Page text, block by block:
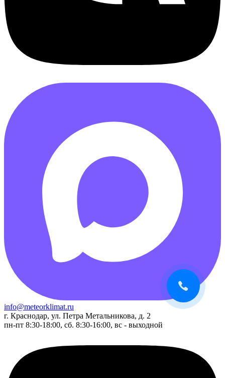
info@meteorklimat.ru
г. Краснодар, ул. Петра Метальникова, д. 2
пн-пт 8:30-18:00, сб. 8:30-16:00, вс - выходной